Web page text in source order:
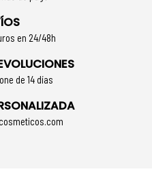
en 24/48h
de 14 días